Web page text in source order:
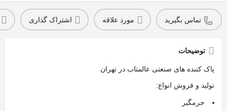
تماس بگیرید مورد علاقه اشتراک گذاری
توضیحات
پاک کننده های صنعتی عالمتاب در تهران
تولید و فروش انواع:
جرمگیر